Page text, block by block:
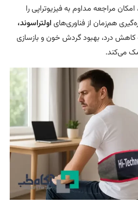
مداوم به فیزیوتراپی را
هم‌زمان از فناوری‌هایاولتراسوند،
درد، بهبود گردش خون و بازسازی